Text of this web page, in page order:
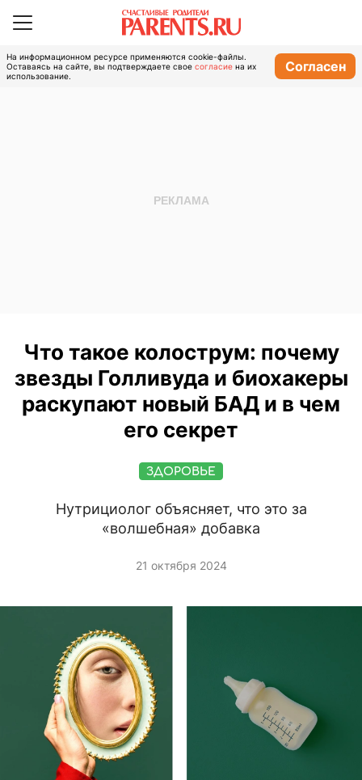
На информационном ресурсе применяются cookie-файлы.
Оставаясь на сайте, вы подтверждаете свое согласие на их
использование.
Согласен
Что такое колострум: почему
звезды Голливуда и биохакеры
раскупают новый БАД и в чем
его секрет
ЗДОРОВЬЕ
Нутрициолог объясняет, что это за
«волшебная» добавка
21 октября 2024